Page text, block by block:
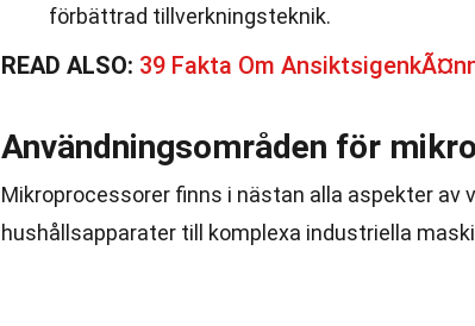
förbättrad tillverkningsteknik.
READ ALSO: 39 Fakta Om
Användningsområden för
Mikroprocessorer finns i nästan alla aspekter av
hushållsapparater till komplexa industriella